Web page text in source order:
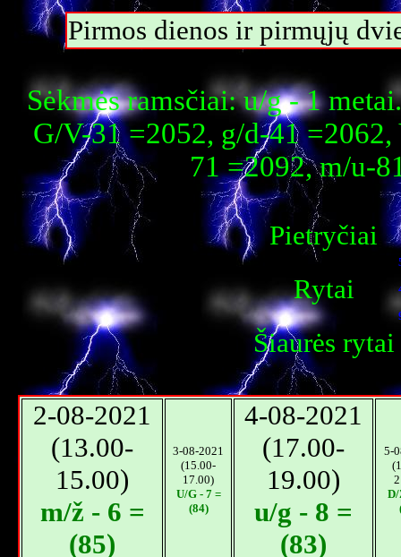
Pirmos dienos ir pirmųjų
Sėkmės ramsčiai: u/g - 1
G/V-31 =2052, g/d-41
71 =2092, m/u-
Pietryčiai
Rytai
Šiaurės rytai
2-08-2021
(13.00-
15.00)
m/ž - 6 =
(85)
3-08-2021
(15.00-
17.00)
U/G - 7 =
(84)
4-08-2021
(17.00-
19.00)
u/g - 8 =
(83)
5-
D/